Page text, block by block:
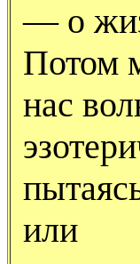
— о
Потом
нас
или